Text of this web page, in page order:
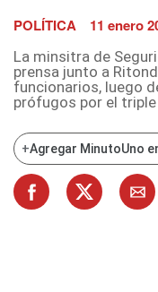
POLÍTICA 11 enero
La minsitra de
prensa junto a
funcionarios, luego
prófugos por el
+Agregar MinutoUno